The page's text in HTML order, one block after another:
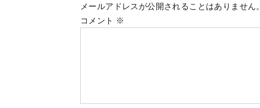
メールアドレスが公開されることはありません。
コメント ※